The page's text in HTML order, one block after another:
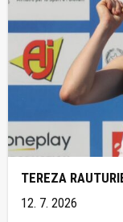
TEREZA
12. 7. 2026